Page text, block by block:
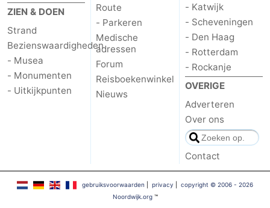
ZIEN & DOEN
Strand
Bezienswaardigheden
- Musea
- Monumenten
- Uitkijkpunten
Route
- Parkeren
Medische
adressen
Forum
Reisboekenwinkel
Nieuws
- Katwijk
- Scheveningen
- Den Haag
- Rotterdam
- Rockanje
OVERIGE
Adverteren
Over ons
Contact
gebruiksvoorwaarden |privacy |copyright © 2006 - 2026
Noordwijk.org™